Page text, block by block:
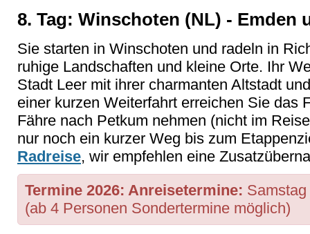
8. Tag: Winschoten (NL) - Emden
Sie starten in Winschoten und radeln in
ruhige Landschaften und kleine Orte. Ihr
Stadt Leer mit ihrer charmanten Altstadt
einer kurzen Weiterfahrt erreichen Sie das
Fähre nach Petkum nehmen (nicht im
nur noch ein kurzer Weg bis zum
Radreise, wir empfehlen eine
Termine 2026: Anreisetermine:
(ab 4 Personen Sondertermine möglich)